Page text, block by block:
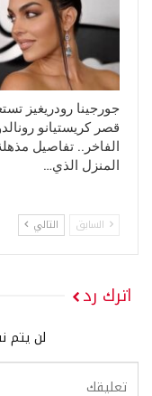
جورجينا رودريغيز
قصر كريستيانو
الفاخر.. تفاصيل
المنزل الذي…
السابق التالي
اترك رد
لن يتم